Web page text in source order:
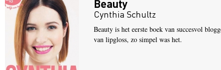
Beauty
Cynthia Schultz
Beauty is het eerste boek van succesvol
van lipgloss, zo simpel was het.